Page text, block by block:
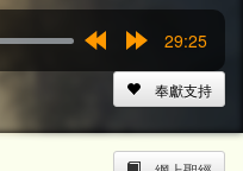
15s
29:25
奉獻支持